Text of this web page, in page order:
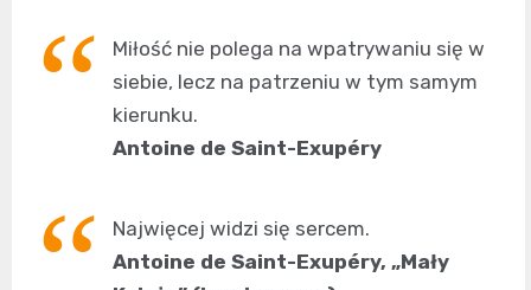
Miłość nie polega na wpatrywaniu się w
siebie, lecz na patrzeniu w tym samym
kierunku.
Antoine de Saint-Exupéry
Najwięcej widzi się sercem.
Antoine de Saint-Exupéry, „Mały